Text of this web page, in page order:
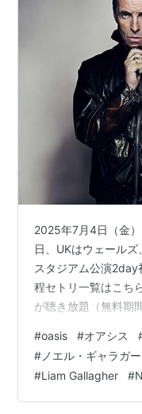
出版社/メーカー: SMJ
2011/10/12
メディア:CD
: 5人 クリック:
この商品を含むブロ
作
出
発
メ
ク
こ
元オアシスのノエ
「奇行で注目を集め
2025年7月4日（金
日、UKはウェール
スタジアム公演2day
程セトリ一覧はこち
が聴き放題（無料期
Alcohol Tシャツ
oasis＠ウェールズ・
タジアム セットリ
#oasis #オアシス
#ノエル・ギャラガー
#Liam Gallagher #